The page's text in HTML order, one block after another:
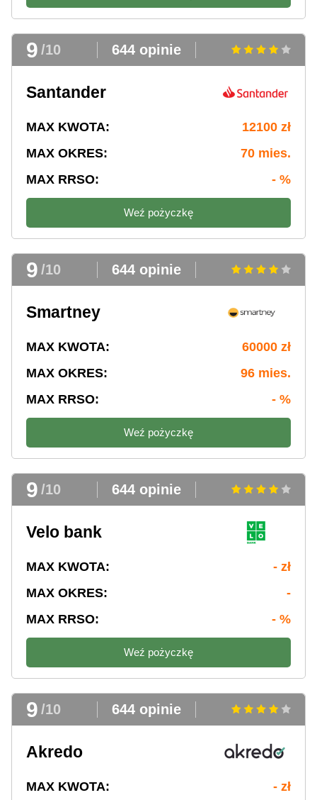
Santander
MAX KWOTA:
12100 zł
MAX OKRES:
70 mies.
MAX RRSO:
- %
Weź pożyczkę
9 /10 644 opinie
Smartney
MAX KWOTA:
60000 zł
MAX OKRES:
96 mies.
MAX RRSO:
- %
Weź pożyczkę
9 /10 644 opinie
Velo bank
MAX KWOTA:
- zł
MAX OKRES:
-
MAX RRSO:
- %
Weź pożyczkę
9 /10 644 opinie
Akredo
MAX KWOTA: - zł
9 /10 644 opinie